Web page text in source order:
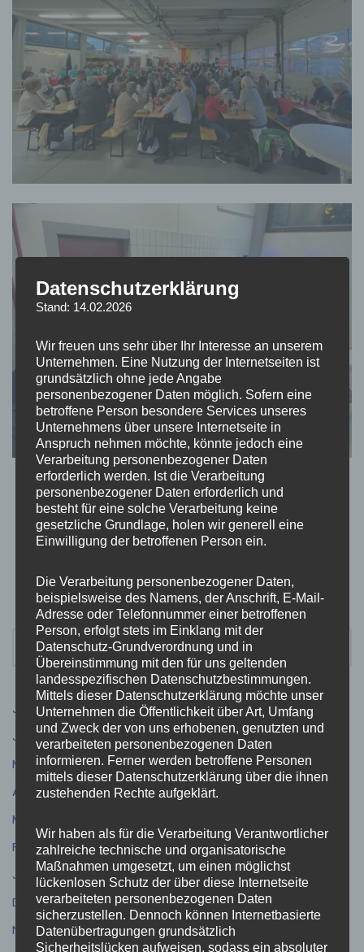
Juli 2026(9)
Juni 2026(5)
Mai 2026(4)
April 2026(5)
März 2026
Februar 2026(4)
Januar 2026(1)
Dezember 2025(5)
November 2025(11)
Datenschutzerklärung
Stand: 14.02.2026
Wir freuen uns sehr über Ihr Interesse an unserem
Unternehmen. Eine Nutzung der Internetseiten ist
grundsätzlich ohne jede Angabe
personenbezogener Daten möglich. Sofern eine
betroffene Person besondere Services unseres
Unternehmens über unsere Internetseite in
Anspruch nehmen möchte, könnte jedoch eine
Verarbeitung personenbezogener Daten
erforderlich werden. Ist die Verarbeitung
personenbezogener Daten erforderlich und
besteht für eine solche Verarbeitung keine
gesetzliche Grundlage, holen wir generell eine
Einwilligung der betroffenen Person ein.
Die Verarbeitung personenbezogener Daten,
beispielsweise des Namens, der Anschrift, E-Mail-
Adresse oder Telefonnummer einer betroffenen
Person, erfolgt stets im Einklang mit der
Datenschutz-Grundverordnung und in
Übereinstimmung mit den für uns geltenden
landesspezifischen Datenschutzbestimmungen.
Mittels dieser Datenschutzerklärung möchte unser
Unternehmen die Öffentlichkeit über Art, Umfang
und Zweck der von uns erhobenen, genutzten und
verarbeiteten personenbezogenen Daten
informieren. Ferner werden betroffene Personen
mittels dieser Datenschutzerklärung über die ihnen
zustehenden Rechte aufgeklärt.
Wir haben als für die Verarbeitung Verantwortlicher
zahlreiche technische und organisatorische
Maßnahmen umgesetzt, um einen möglichst
lückenlosen Schutz der über diese Internetseite
verarbeiteten personenbezogenen Daten
sicherzustellen. Dennoch können Internetbasierte
Datenübertragungen grundsätzlich
Sicherheitslücken aufweisen, sodass ein absoluter